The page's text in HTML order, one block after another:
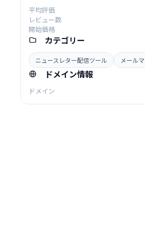
平均評価
レビュー数
開始価格
カテゴリー
ニュースレター配信ツール メール
ドメイン情報
ドメイン